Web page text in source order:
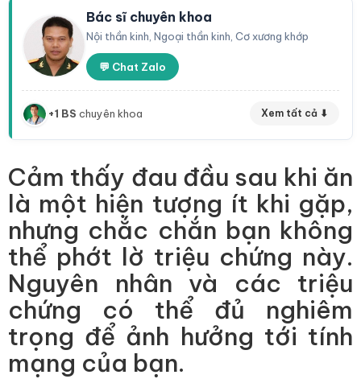
Bác sĩ chuyên khoa
Nội thần kinh, Ngoại thần kinh, Cơ xương khớp
💬 Chat Zalo
+1 BS chuyên khoa Xem tất cả ⬇
Cảm thấy đau đầu sau khi ăn
là một hiện tượng ít khi gặp,
nhưng chắc chắn bạn không
thể phớt lờ triệu chứng này.
Nguyên nhân và các triệu
chứng có thể đủ nghiêm
trọng để ảnh hưởng tới tính
mạng của bạn.